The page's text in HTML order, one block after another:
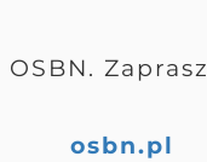
osbn.pl